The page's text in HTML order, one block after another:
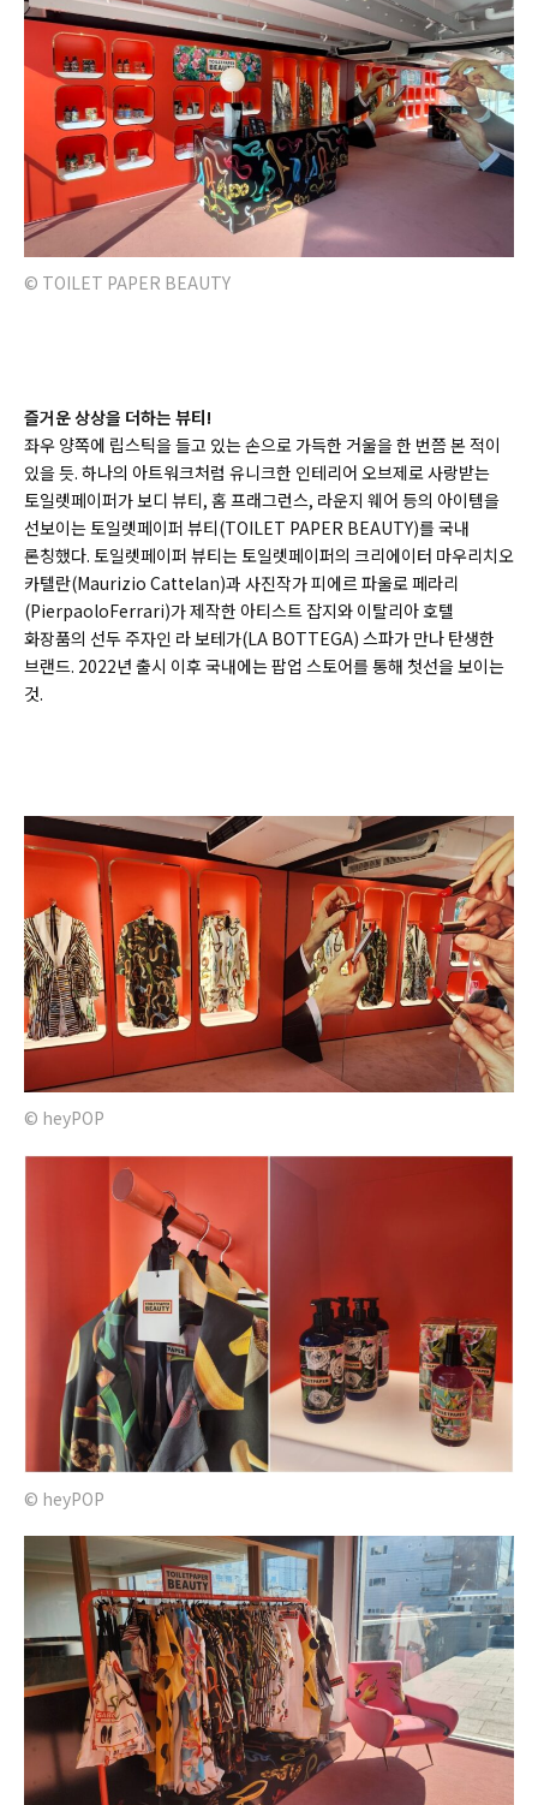
© TOILET PAPER BEAUTY
즐거운 상상을 더하는 뷰티!
좌우 양쪽에 립스틱을 들고 있는 손으로 가득한 거울을 한 번쯤 본 적이
있을 듯. 하나의 아트워크처럼 유니크한 인테리어 오브제로 사랑받는
토일렛페이퍼가 보디 뷰티, 홈 프래그런스, 라운지 웨어 등의 아이템을
선보이는 토일렛페이퍼 뷰티(TOILET PAPER BEAUTY)를 국내
론칭했다. 토일렛페이퍼 뷰티는 토일렛페이퍼의 크리에이터 마우리치오
카텔란(Maurizio Cattelan)과 사진작가 피에르 파울로 페라리
(PierpaoloFerrari)가 제작한 아티스트 잡지와 이탈리아 호텔
화장품의 선두 주자인 라 보테가(LA BOTTEGA) 스파가 만나 탄생한
브랜드. 2022년 출시 이후 국내에는 팝업 스토어를 통해 첫선을 보이는
것.
© heyPOP
© heyPOP